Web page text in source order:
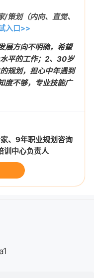
策划（内向、直觉、
入口>>
展方向不明确，希望
平的工作；2、30岁
规划，担心中年遇到
度不够，专业技能广
、9年职业规划咨询
训中心负责人